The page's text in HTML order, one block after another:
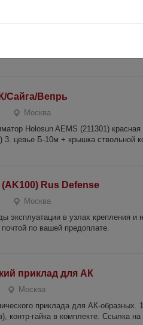
DLG 60
Новая, снята с нового карабина. В
при самовывозе торг
Сайга/Вепрь
Москва
Holosun AEMS (211301)
3. цевье Б-10м + крышка ствольной
Rus Defense
Москва
эксплуатации в узлах крепления и
по вашей предоплате.
приклад для АК
Москва
приклада для АК-
контр-гайка в комплекте. Ссылка